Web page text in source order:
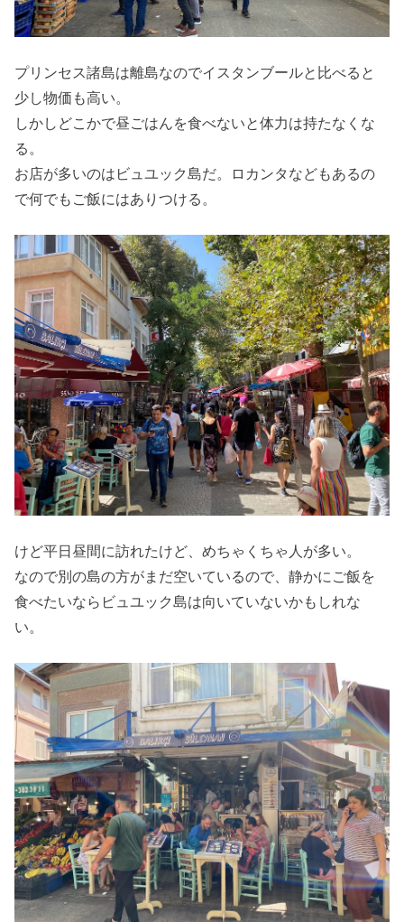
プリンセス諸島は離島なのでイスタンブールと比べると
少し物価も高い。
しかしどこかで昼ごはんを食べないと体力は持たなくな
る。
お店が多いのはビュユック島だ。ロカンタなどもあるの
で何でもご飯にはありつける。
けど平日昼間に訪れたけど、めちゃくちゃ人が多い。
なので別の島の方がまだ空いているので、静かにご飯を
食べたいならビュユック島は向いていないかもしれな
い。